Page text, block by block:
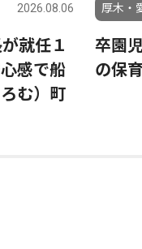
2026.08.06
就任１
感で船
む）町
厚木・
卒園
の保